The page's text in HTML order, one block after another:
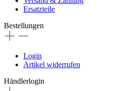
Ersatzteile
Bestellungen
Login
Artikel widerrufen
Händlerlogin